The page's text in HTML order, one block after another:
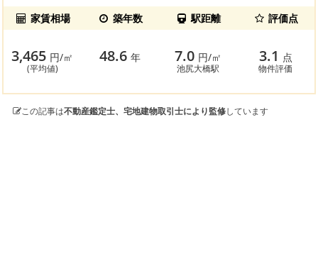
家賃相場 築年数 駅距離 評価点
3,465 円/㎡
(平均値)
48.6年 7.0 円/㎡
池尻大橋駅
3.1 点
物件評価
この記事は不動産鑑定士、宅地建物取引士により監修しています